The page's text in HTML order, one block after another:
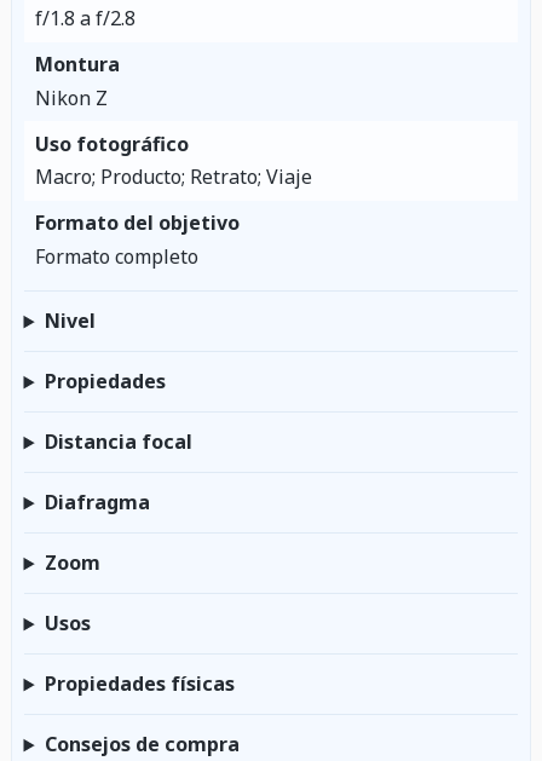
f/1.8 a f/2.8
Montura
Nikon Z
Uso fotográfico
Macro; Producto; Retrato; Viaje
Formato del objetivo
Formato completo
Nivel
Propiedades
Distancia focal
Diafragma
Zoom
Usos
Propiedades físicas
Consejos de compra